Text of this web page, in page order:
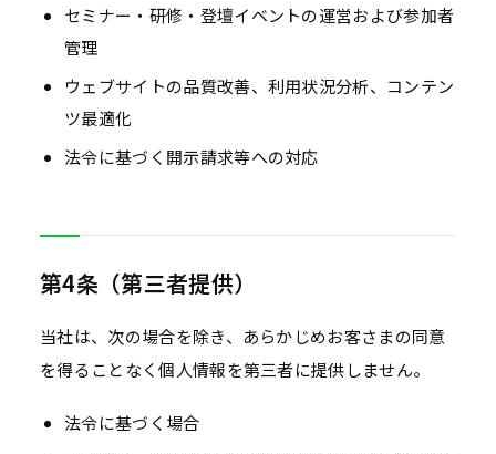
セミナー・研修・登壇イベントの運営および参加者
管理
ウェブサイトの品質改善、利用状況分析、コンテン
ツ最適化
法令に基づく開示請求等への対応
第4条（第三者提供）
当社は、次の場合を除き、あらかじめお客さまの同意
を得ることなく個人情報を第三者に提供しません。
法令に基づく場合